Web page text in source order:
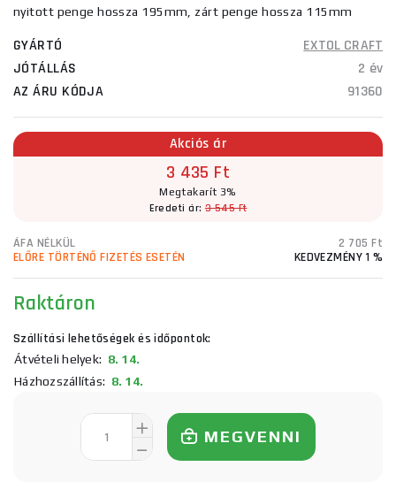
nyitott penge hossza 195mm, zárt penge hossza 115mm
GYÁRTÓ
EXTOL CRAFT
JÓTÁLLÁS
2 év
AZ ÁRU KÓDJA
91360
Akciós ár
3 435 Ft
Megtakarít 3%
Eredeti ár:3 545 Ft
ÁFA NÉLKÜL
2 705 Ft
ELŐRE TÖRTÉNŐ FIZETÉS ESETÉN
KEDVEZMÉNY 1 %
Raktáron
Szállítási lehetőségek és időpontok:
Átvételi helyek: 8. 14.
Házhozszállítás: 8. 14.
MEGVENNI